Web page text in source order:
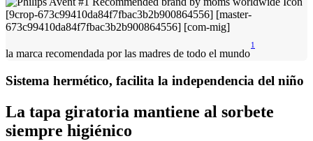
la marca recomendada por las madres de todo el mundo
1
Sistema hermético, facilita la independencia del niño
La tapa giratoria mantiene al sorbete
siempre higiénico